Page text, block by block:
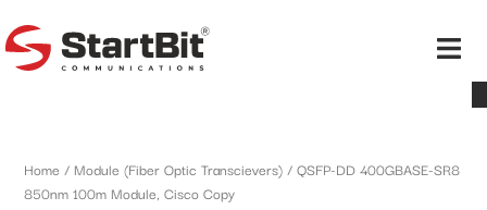
Home / Module (Fiber Optic Transcievers) / QSFP-DD 400GBASE-SR8
850nm 100m Module, Cisco Copy